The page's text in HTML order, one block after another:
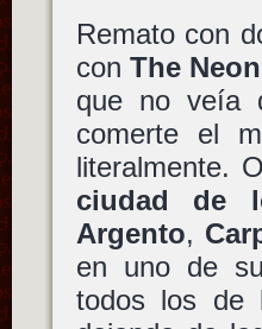
Remato con
con The
que no veía
comerte el
literalmente.
ciudad de
Argento,
en uno de
todos los de